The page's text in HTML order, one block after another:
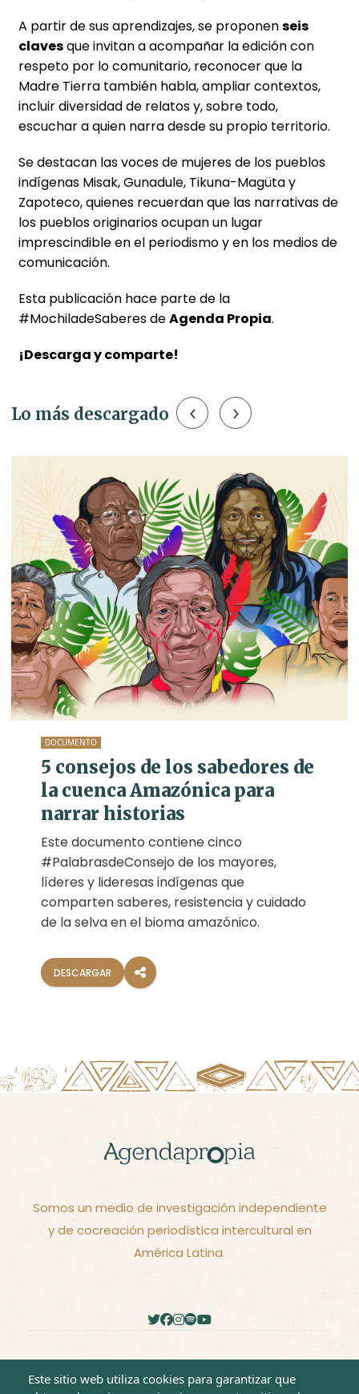
A partir de sus aprendizajes, se proponenseis
clavesque invitan a acompañar la edición con
respeto por lo comunitario, reconocer que la
Madre Tierra también habla, ampliar contextos,
incluir diversidad de relatos y, sobre todo,
escuchar a quien narra desde su propio territorio.
Se destacan las voces de mujeres de los pueblos
indígenas Misak, Gunadule, Tikuna-Magüta y
Zapoteco, quienes recuerdan que las narrativas de
los pueblos originarios ocupan un lugar
imprescindible en el periodismo y en los medios de
comunicación.
Esta publicación hace parte de la
#MochiladeSaberes deAgenda Propia.
¡Descarga y comparte!
Lo más descargado ‹ ›
DOCUMENTO
5 consejos de los sabedores de
la cuenca Amazónica para
narrar historias
Este documento contiene cinco
#PalabrasdeConsejo de los mayores,
líderes y lideresas indígenas que
comparten saberes, resistencia y cuidado
de la selva en el bioma amazónico.
DESCARGAR
Somos un medio de investigación independiente
y de cocreación periodística intercultural en
América Latina.
2026 - © Derechos reservados -Términos y
Este sitio web utiliza cookies para garantizar que